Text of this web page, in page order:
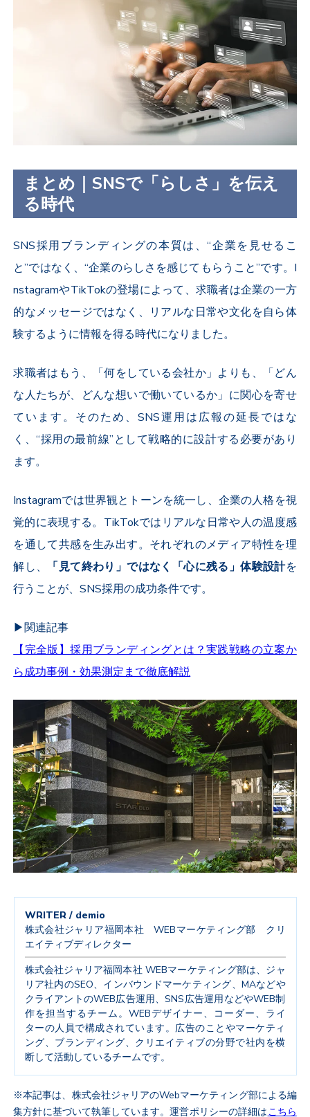
まとめ｜SNSで「らしさ」を伝え
る時代
SNS採用ブランディングの本質は、“企業を見せるこ
と”ではなく、“企業のらしさを感じてもらうこと”です。 I
nstagramやTikTokの登場によって、求職者は企業の一方
的なメッセージではなく、リアルな日常や文化を自ら体
験するように情報を得る時代になりました。
求職者はもう、「何をしている会社か」よりも、「どん
な人たちが、どんな想いで働いているか」に関心を寄せ
ています。そのため、SNS運用は広報の延長ではな
く、“採用の最前線”として戦略的に設計する必要があり
ます。
Instagramでは世界観とトーンを統一し、企業の人格を視
覚的に表現する。 TikTokではリアルな日常や人の温度感
を通して共感を生み出す。それぞれのメディア特性を理
解し、
「見て終わり」ではなく「心に残る」体験設計を
行うことが、SNS採用の成功条件です。
▶︎関連記事
【完全版】採用ブランディングとは？実践戦略の立案か
ら成功事例・効果測定まで徹底解説
WRITER / demio
株式会社ジャリア福岡本社 WEBマーケティング部 クリ
エイティブディレクター
株式会社ジャリア福岡本社 WEBマーケティング部は、ジャ
リア社内のSEO、インバウンドマーケティング、MAなどや
クライアントのWEB広告運用、SNS広告運用などやWEB制
作を担当するチーム。WEBデザイナー、コーダー、ライ
ターの人員で構成されています。広告のことやマーケティ
ング、ブランディング、クリエイティブの分野で社内を横
断して活動しているチームです。
※本記事は、株式会社ジャリアのWebマーケティング部による編
集方針に基づいて執筆しています。運営ポリシーの詳細はこちら